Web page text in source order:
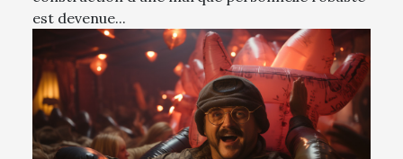
est devenue...